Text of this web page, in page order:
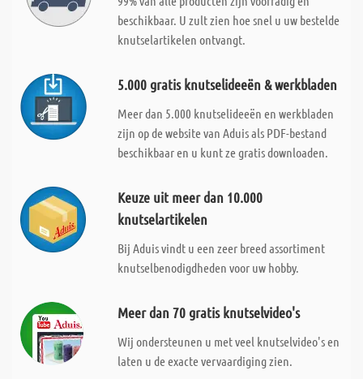
beschikbaar. U zult zien hoe snel u uw bestelde
knutselartikelen ontvangt.
5.000 gratis knutselideeën & werkbladen
Meer dan 5.000 knutselideeën en werkbladen
zijn op de website van Aduis als PDF-bestand
beschikbaar en u kunt ze gratis downloaden.
Keuze uit meer dan 10.000
knutselartikelen
Bij Aduis vindt u een zeer breed assortiment
knutselbenodigdheden voor uw hobby.
Meer dan 70 gratis knutselvideo's
Wij ondersteunen u met veel knutselvideo's en
laten u de exacte vervaardiging zien.